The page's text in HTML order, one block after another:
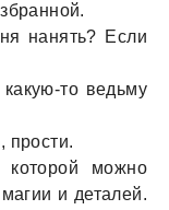
нанять? Если
то ведьму
прости.
можно
и деталей.